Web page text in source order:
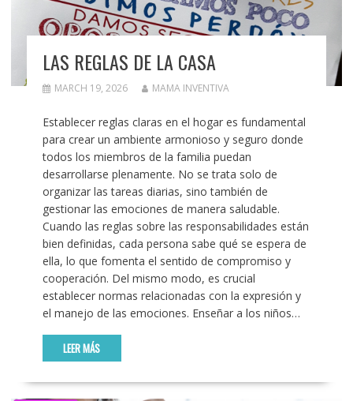
LAS REGLAS DE LA CASA
MARCH 19, 2026 MAMA INVENTIVA
Establecer reglas claras en el hogar es fundamental
para crear un ambiente armonioso y seguro donde
todos los miembros de la familia puedan
desarrollarse plenamente. No se trata solo de
organizar las tareas diarias, sino también de
gestionar las emociones de manera saludable.
Cuando las reglas sobre las responsabilidades están
bien definidas, cada persona sabe qué se espera de
ella, lo que fomenta el sentido de compromiso y
cooperación. Del mismo modo, es crucial
establecer normas relacionadas con la expresión y
el manejo de las emociones. Enseñar a los niños…
LEER MÁS